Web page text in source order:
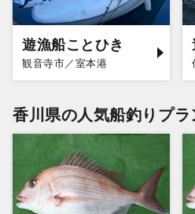
遊漁船ことひき
観音寺市／室本港
香川県の人気船釣りプラ